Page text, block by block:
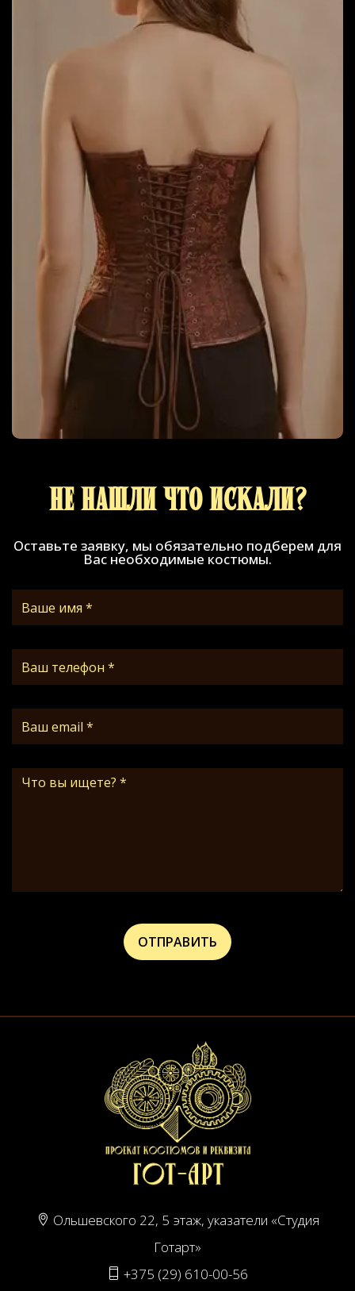
Не нашли что искали?
Оставьте заявку, мы обязательно подберем для
Вас необходимые костюмы.
Ольшевского 22, 5 этаж, указатели «Студия
Готарт»
+375 (29) 610-00-56